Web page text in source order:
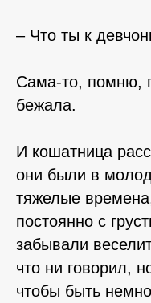
– Что ты к
Сама-то, помню,
бежала.
И кошатница
они были в
тяжелые
постоянно с
забывали
что ни говорил,
чтобы быть